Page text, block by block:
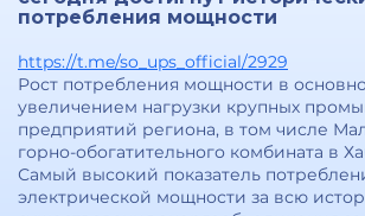
потребления мощности
https://t.me/so_ups_official/2929
Рост потребления мощности в
увеличением нагрузки крупных
предприятий региона, в том числе
горно-обогатительного комбината в
Самый высокий показатель
электрической мощности за всю